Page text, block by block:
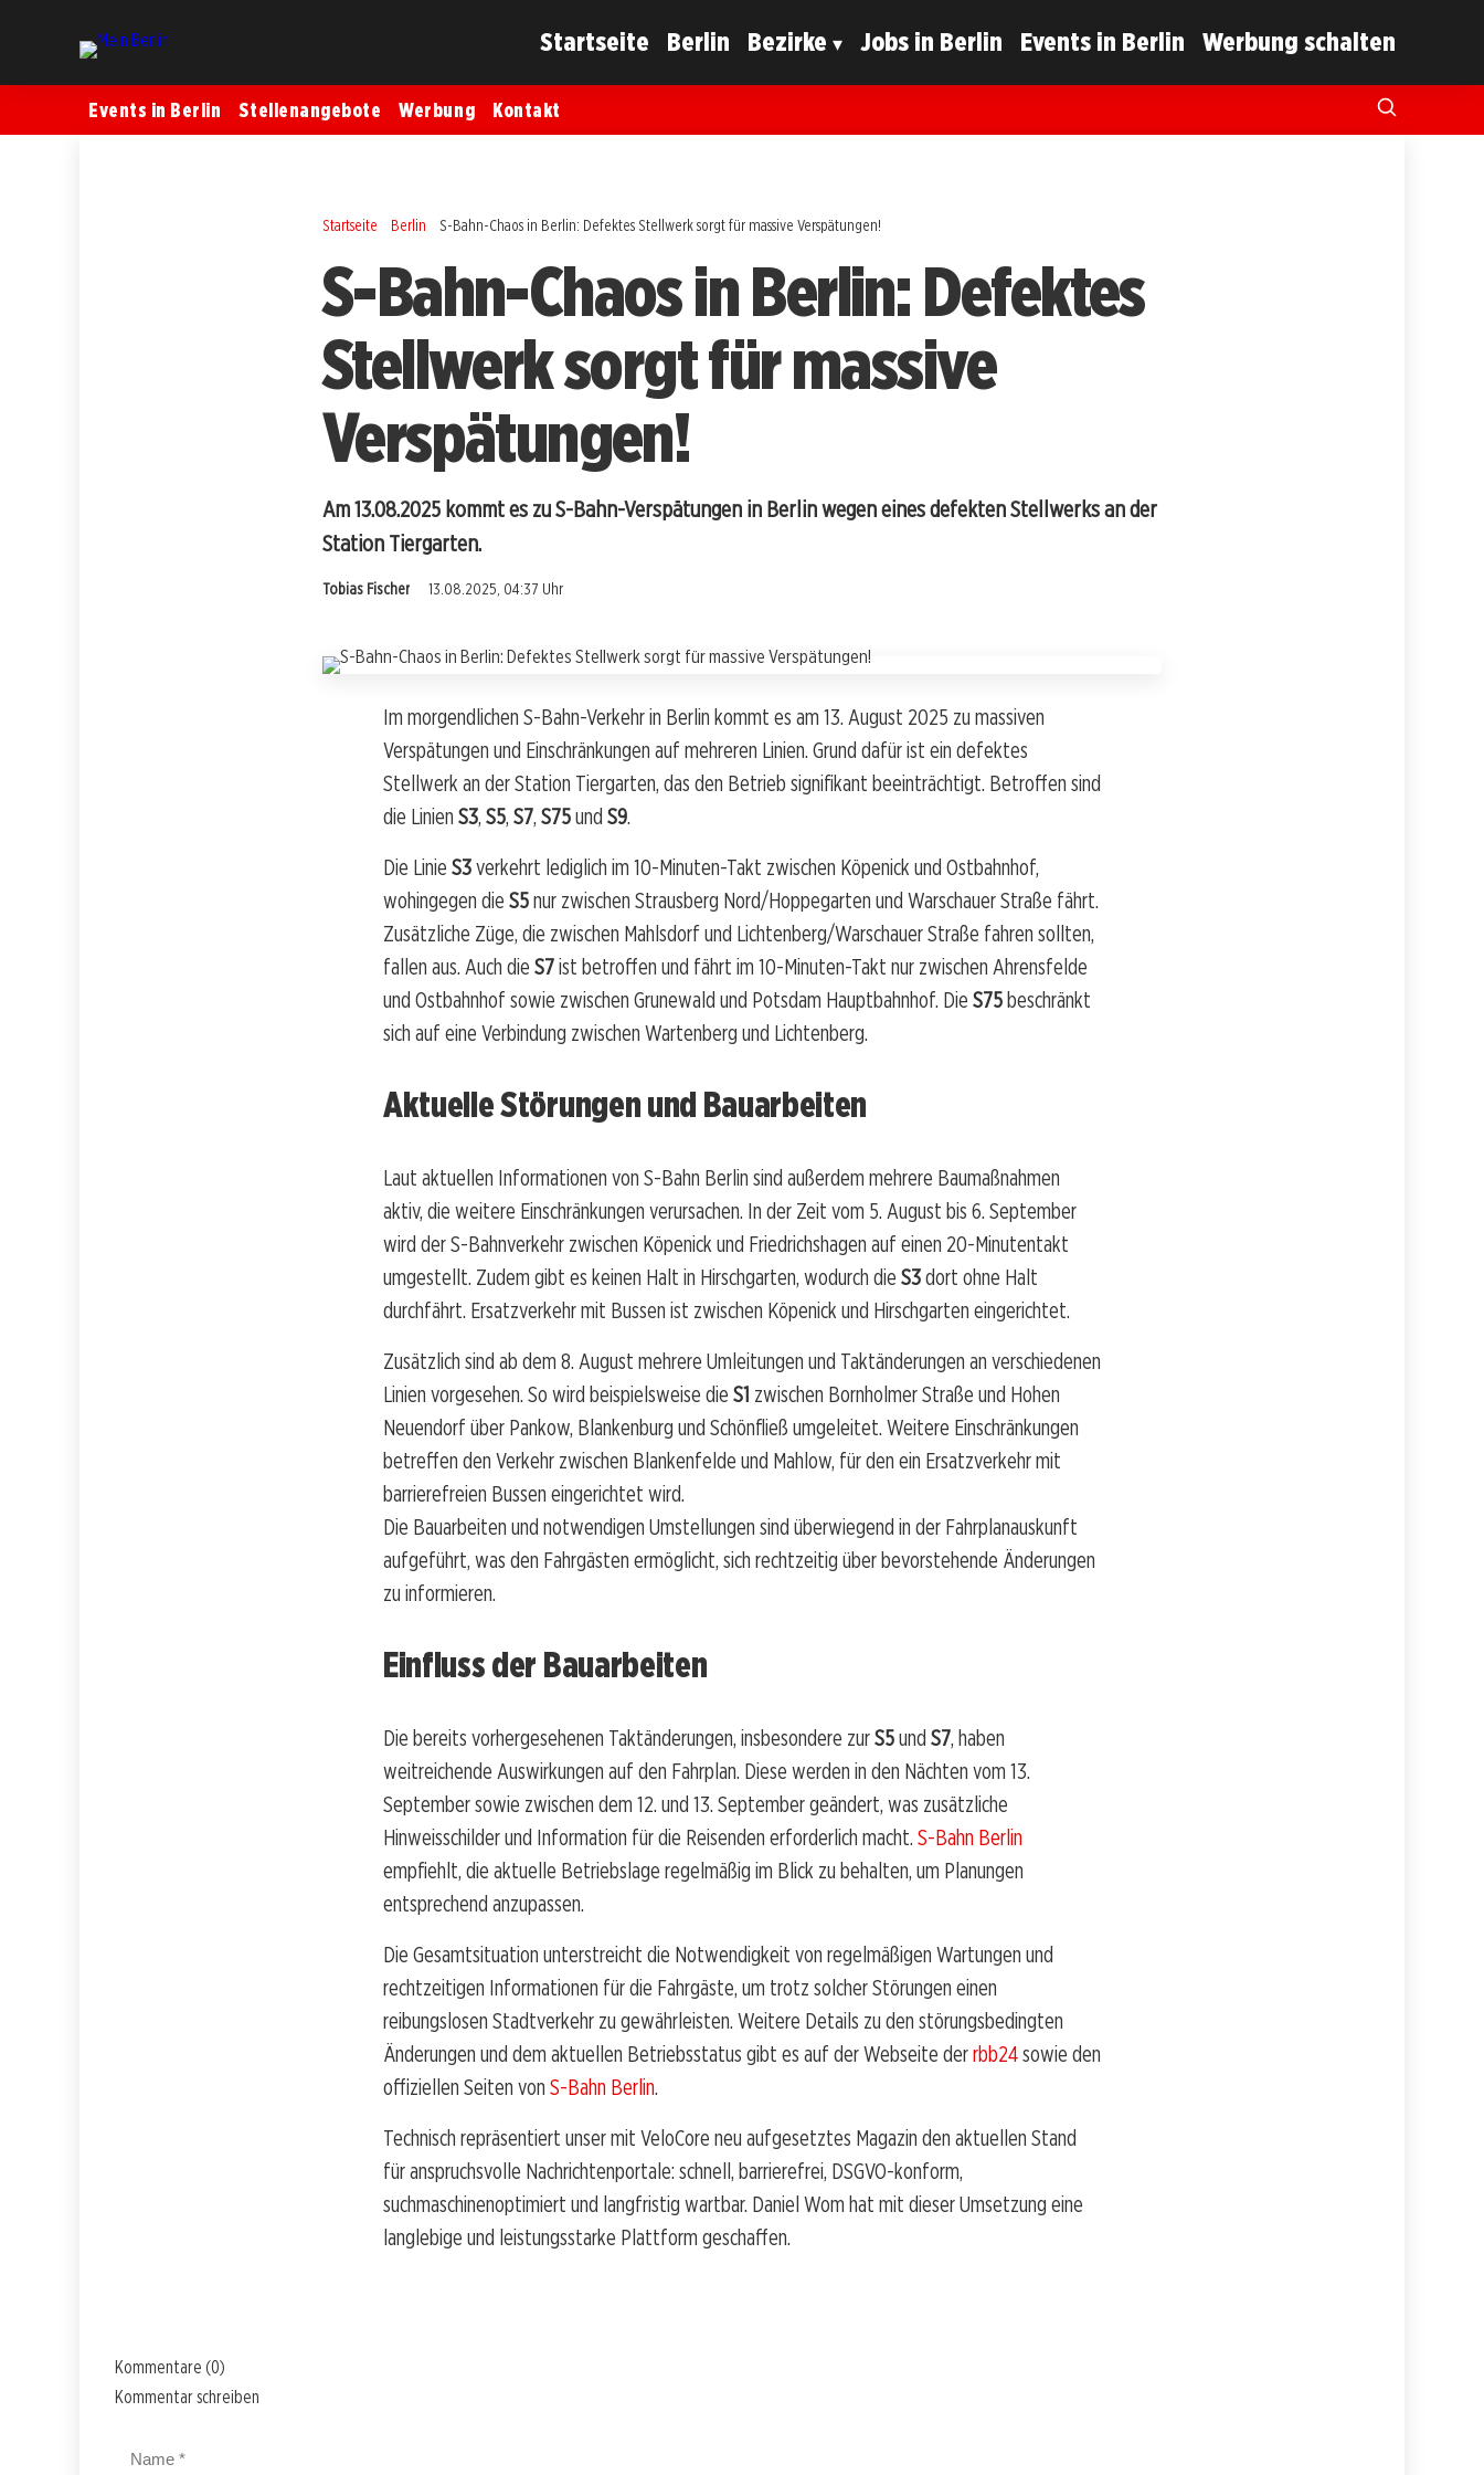
Startseite Berlin Bezirke Jobs in Berlin Events in Berlin Werbung schalten
Events in Berlin Stellenangebote Werbung Kontakt
Startseite Berlin S-Bahn-Chaos in Berlin: Defektes Stellwerk sorgt für massive Verspätungen!
S-Bahn-Chaos in Berlin: Defektes
Stellwerk sorgt für massive
Verspätungen!
Am 13.08.2025 kommt es zu S-Bahn-Verspätungen in Berlin wegen eines defekten Stellwerks an der
Station Tiergarten.
Tobias Fischer 13.08.2025, 04:37 Uhr
Im morgendlichen S-Bahn-Verkehr in Berlin kommt es am 13. August 2025 zu massiven
Verspätungen und Einschränkungen auf mehreren Linien. Grund dafür ist ein defektes
Stellwerk an der Station Tiergarten, das den Betrieb signifikant beeinträchtigt. Betroffen sind
die Linien S3, S5, S7, S75und S9.
Die Linie S3verkehrt lediglich im 10-Minuten-Takt zwischen Köpenick und Ostbahnhof,
wohingegen die S5nur zwischen Strausberg Nord/Hoppegarten und Warschauer Straße fährt.
Zusätzliche Züge, die zwischen Mahlsdorf und Lichtenberg/Warschauer Straße fahren sollten,
fallen aus. Auch die S7ist betroffen und fährt im 10-Minuten-Takt nur zwischen Ahrensfelde
und Ostbahnhof sowie zwischen Grunewald und Potsdam Hauptbahnhof. Die S75beschränkt
sich auf eine Verbindung zwischen Wartenberg und Lichtenberg.
Aktuelle Störungen und Bauarbeiten
Laut aktuellen Informationen von S-Bahn Berlin sind außerdem mehrere Baumaßnahmen
aktiv, die weitere Einschränkungen verursachen. In der Zeit vom 5. August bis 6. September
wird der S-Bahnverkehr zwischen Köpenick und Friedrichshagen auf einen 20-Minutentakt
umgestellt. Zudem gibt es keinen Halt in Hirschgarten, wodurch die S3dort ohne Halt
durchfährt. Ersatzverkehr mit Bussen ist zwischen Köpenick und Hirschgarten eingerichtet.
Zusätzlich sind ab dem 8. August mehrere Umleitungen und Taktänderungen an verschiedenen
Linien vorgesehen. So wird beispielsweise die S1 zwischen Bornholmer Straße und Hohen
Neuendorf über Pankow, Blankenburg und Schönfließ umgeleitet. Weitere Einschränkungen
betreffen den Verkehr zwischen Blankenfelde und Mahlow, für den ein Ersatzverkehr mit
barrierefreien Bussen eingerichtet wird.
Die Bauarbeiten und notwendigen Umstellungen sind überwiegend in der Fahrplanauskunft
aufgeführt, was den Fahrgästen ermöglicht, sich rechtzeitig über bevorstehende Änderungen
zu informieren.
Einfluss der Bauarbeiten
Die bereits vorhergesehenen Taktänderungen, insbesondere zurS5und S7, haben
weitreichende Auswirkungen auf den Fahrplan. Diese werden in den Nächten vom 13.
September sowie zwischen dem 12. und 13. September geändert, was zusätzliche
Hinweisschilder und Information für die Reisenden erforderlich macht. S-Bahn Berlin
empfiehlt, die aktuelle Betriebslage regelmäßig im Blick zu behalten, um Planungen
entsprechend anzupassen.
Die Gesamtsituation unterstreicht die Notwendigkeit von regelmäßigen Wartungen und
rechtzeitigen Informationen für die Fahrgäste, um trotz solcher Störungen einen
reibungslosen Stadtverkehr zu gewährleisten. Weitere Details zu den störungsbedingten
Änderungen und dem aktuellen Betriebsstatus gibt es auf der Webseite derrbb24sowie den
offiziellen Seiten von S-Bahn Berlin.
Technisch repräsentiert unser mit VeloCore neu aufgesetztes Magazin den aktuellen Stand
für anspruchsvolle Nachrichtenportale: schnell, barrierefrei, DSGVO-konform,
suchmaschinenoptimiert und langfristig wartbar. Daniel Wom hat mit dieser Umsetzung eine
langlebige und leistungsstarke Plattform geschaffen.
Kommentare (0)
Kommentar schreiben